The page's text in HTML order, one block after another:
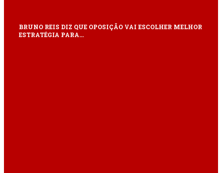
BRUNO REIS DIZ QUE OPOSIÇÃO VAI ESCOLHER MELHOR
ESTRATÉGIA PARA…